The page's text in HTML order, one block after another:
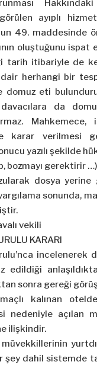
ayıplı
49. maddesinde
oluştuğunu ispat
tarih itibariyle de
herhangi bir
domuz eti
da
Mahkemece,
karar verilmesi
yazılı şekilde
bozmayı gerektirir …)
dosya yerine
sonunda,
vekili
KARARI
incelenerek
edildiği
sonra gereği
kalınan
nedeniyle açılan
ilişkindir.
dahil sistemde